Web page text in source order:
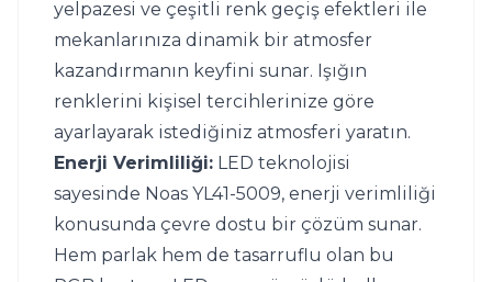
yelpazesi ve çeşitli renk geçiş efektleri ile
mekanlarınıza dinamik bir atmosfer
kazandırmanın keyfini sunar. Işığın
renklerini kişisel tercihlerinize göre
ayarlayarak istediğiniz atmosferi yaratın.
Enerji Verimliliği: LED teknolojisi
sayesinde Noas YL41-5009, enerji verimliliği
konusunda çevre dostu bir çözüm sunar.
Hem parlak hem de tasarruflu olan bu